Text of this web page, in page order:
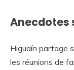
Anecdotes
Higuaín partage
les réunions de